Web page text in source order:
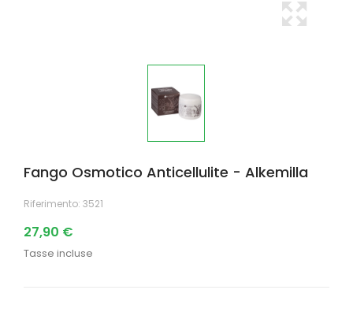
Fango Osmotico Anticellulite - Alkemilla
Riferimento: 3521
27,90 €
Tasse incluse